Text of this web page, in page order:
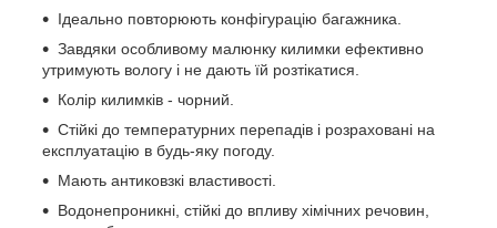
Ідеально повторюють конфігурацію багажника.
Завдяки особливому малюнку килимки ефективно
утримують вологу і не дають їй розтікатися.
Колір килимків - чорний.
Стійкі до температурних перепадів і розраховані на
експлуатацію в будь-яку погоду.
Мають антиковзкі властивості.
Водонепроникні, стійкі до впливу хімічних речовин,